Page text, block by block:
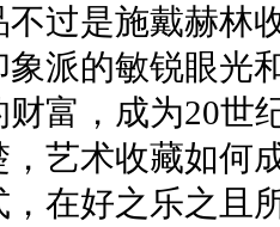
过是施戴赫林
派的敏锐眼光
富，成为20世
艺术收藏如何
在好之乐之且